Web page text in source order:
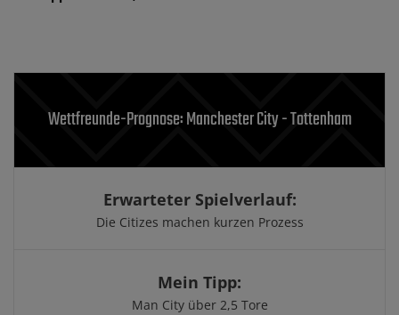
Wettfreunde-Prognose: Manchester City - Tottenham
Erwarteter Spielverlauf:
Die Citizes machen kurzen Prozess
Mein Tipp:
Man City über 2,5 Tore